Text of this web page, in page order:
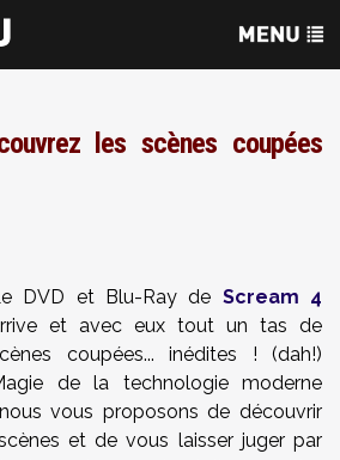
les scènes coupées
DVD et Blu-Ray de Scream 4
et avec eux tout un tas de
coupées... inédites ! (dah!)
de la technologie moderne
vous proposons de découvrir
et de vous laisser juger par